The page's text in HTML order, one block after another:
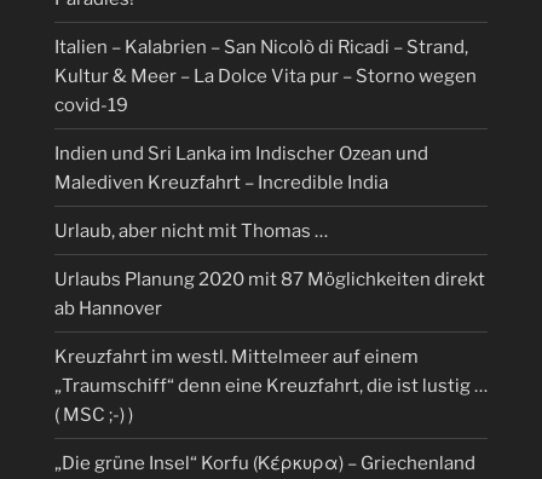
Italien – Kalabrien – San Nicolò di Ricadi – Strand,
Kultur & Meer – La Dolce Vita pur – Storno wegen
covid-19
Indien und Sri Lanka im Indischer Ozean und
Malediven Kreuzfahrt – Incredible India
Urlaub, aber nicht mit Thomas …
Urlaubs Planung 2020 mit 87 Möglichkeiten direkt
ab Hannover
Kreuzfahrt im westl. Mittelmeer auf einem
„Traumschiff“ denn eine Kreuzfahrt, die ist lustig …
( MSC ;-) )
„Die grüne Insel“ Korfu (Κέρκυρα) – Griechenland